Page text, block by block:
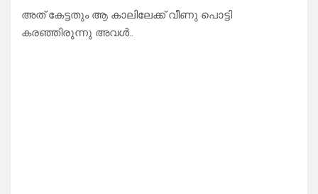
അത് കേട്ടതും ആ കാലിലേക്ക് വീണു പൊട്ടി
കരഞ്ഞിരുന്നു അവൾ..